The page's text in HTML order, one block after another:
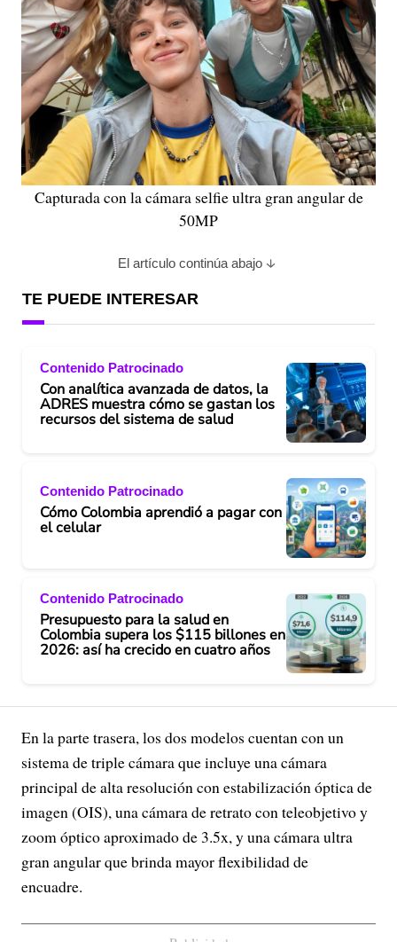
Capturada con la cámara selfie ultra gran angular de
50MP
El artículo continúa abajo
TE PUEDE INTERESAR
Contenido Patrocinado
Con analítica avanzada de datos, la
ADRES muestra cómo se gastan los
recursos del sistema de salud
Contenido Patrocinado
Cómo Colombia aprendió a pagar con
el celular
Contenido Patrocinado
Presupuesto para la salud en
Colombia supera los $115 billones en
2026: así ha crecido en cuatro años
En la parte trasera, los dos modelos cuentan con un
sistema de triple cámara que incluye una cámara
principal de alta resolución con estabilización óptica de
imagen (OIS), una cámara de retrato con teleobjetivo y
zoom óptico aproximado de 3.5x, y una cámara ultra
gran angular que brinda mayor flexibilidad de
encuadre.